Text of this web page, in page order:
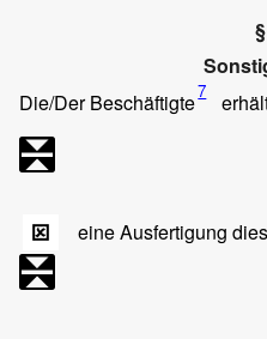
Die/Der Beschäftigte7
eine Ausfertigung